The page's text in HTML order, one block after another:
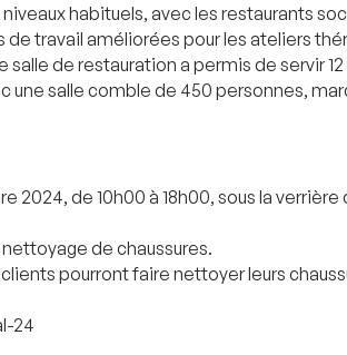
habituels, avec les restaurants
travail améliorées pour les ateliers
de restauration a permis de servir
salle comble de 450 personnes,
de 10h00 à 18h00, sous la verrière
de chaussures.
pourront faire nettoyer leurs
24